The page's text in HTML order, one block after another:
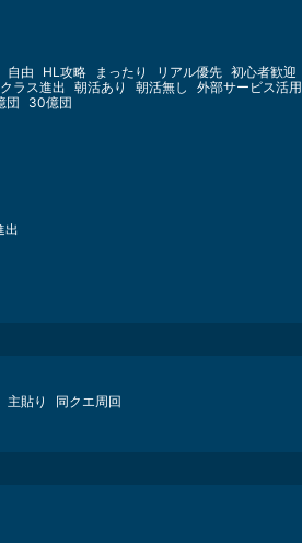
自由 HL攻略 まったり リアル優先 初心者歓迎
ラス進出 朝活あり 朝活無し 外部サービス活用
団 30億団
出
主貼り 同クエ周回